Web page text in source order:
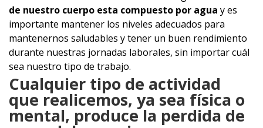
de nuestro cuerpo esta compuesto por agua y es
importante mantener los niveles adecuados para
mantenernos saludables y tener un buen rendimiento
durante nuestras jornadas laborales, sin importar cuál
sea nuestro tipo de trabajo.
Cualquier tipo de actividad
que realicemos, ya sea física o
mental, produce la perdida de